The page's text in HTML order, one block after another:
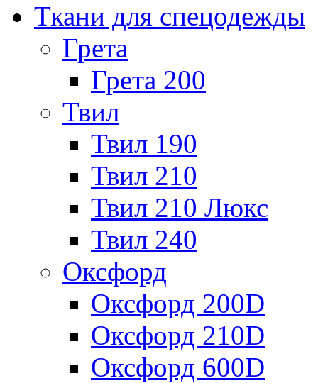
Ткани для спецодежды
Грета
Грета 200
Твил
Твил 190
Твил 210
Твил 210 Люкс
Твил 240
Оксфорд
Оксфорд 200D
Оксфорд 210D
Оксфорд 600D